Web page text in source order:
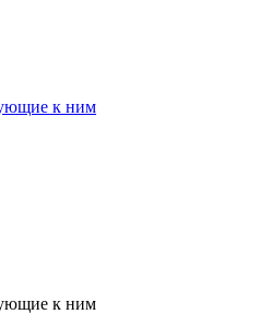
к ним
к ним